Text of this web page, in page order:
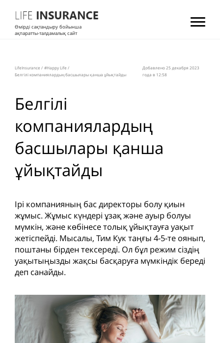
Өмірді сақтандыру бойынша
ақпаратты-талдамалық сайт
LifeInsurance / #Happy Life /
Белгілі компаниялардың басшылары қанша ұйықтайды
Добавлено 25 декабря 2023
года в 12:58
Белгілі
компаниялардың
басшылары қанша
ұйықтайды
Ірі компанияның бас директоры болу қиын
жұмыс. Жұмыс күндері ұзақ және ауыр болуы
мүмкін, және көбінесе толық ұйықтауға уақыт
жетіспейді. Мысалы, Тим Кук таңғы 4-5-те оянып,
поштаны бірден тексереді. Ол бұл режим сіздің
уақытыңызды жақсы басқаруға мүмкіндік береді
деп санайды.